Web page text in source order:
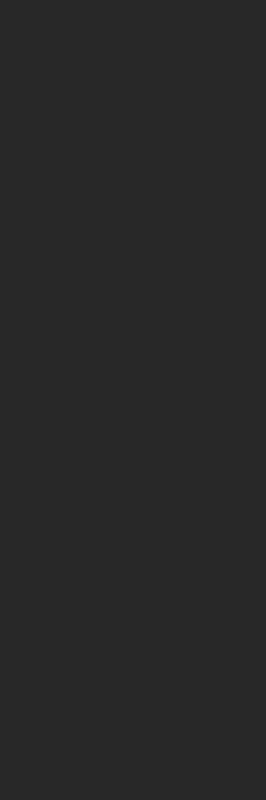
Поскольку новая модель Packtalk Edge ORV
здесь, по нашему мнению, устройство испытывает
расположением двигателя, оснащенным выхлопной
Следующая проблема возникала, когда мы останавливали
Packtalk, но мы сидели достаточно близко друг к другу,
прежнему сталкивались с теми же проблемами шума при
значительно упростило навигацию по пустынным тропам
У нас не было возможности попробовать встроенное FM-
После нескольких месяцев тщательного тестирования
почти полностью зависит от конструкции шлема, в
находились в правильном положении над ушами. Если
комплекте со шлемом и козырьком; шлемы с открытым
шлема Packtalk Edge ORV является фантастическим
улавливают голос и адекватно реагируют на
оставалось пригодным для использования три недели
Смотрите! 9 причин, по которым